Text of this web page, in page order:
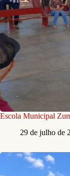
Escola Municipal
29 de julho de